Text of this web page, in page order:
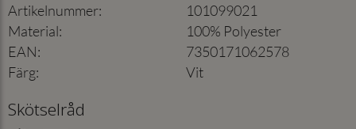
Artikelnummer:
101099021
Material:
100% Polyester
EAN:
7350171062578
Färg: Vit
Skötselråd